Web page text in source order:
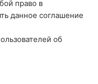
право в
данное соглашение
об